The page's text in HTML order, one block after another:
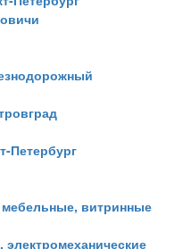
Петербург
витринные